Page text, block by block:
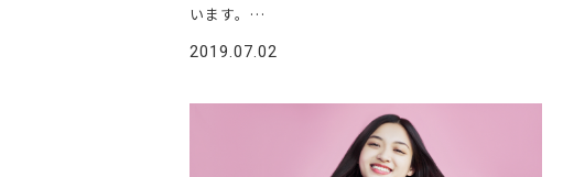
います。…
2019.07.02